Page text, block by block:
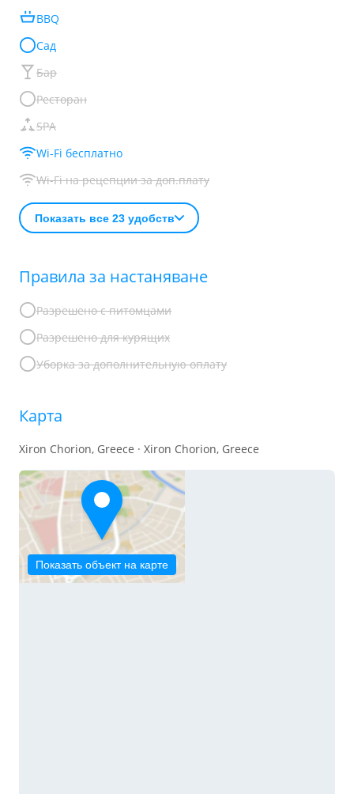
BBQ
Сад
Бар
Ресторан
SPA
Wi-Fi бесплатно
Wi-Fi на рецепции за доп.плату
Показать все 23 удобств
Правила за настаняване
Разрешено с питомцами
Разрешено для курящих
Уборка за дополнительную оплату
Карта
Xiron Chorion, Greece · Xiron Chorion, Greece
Показать объект на карте